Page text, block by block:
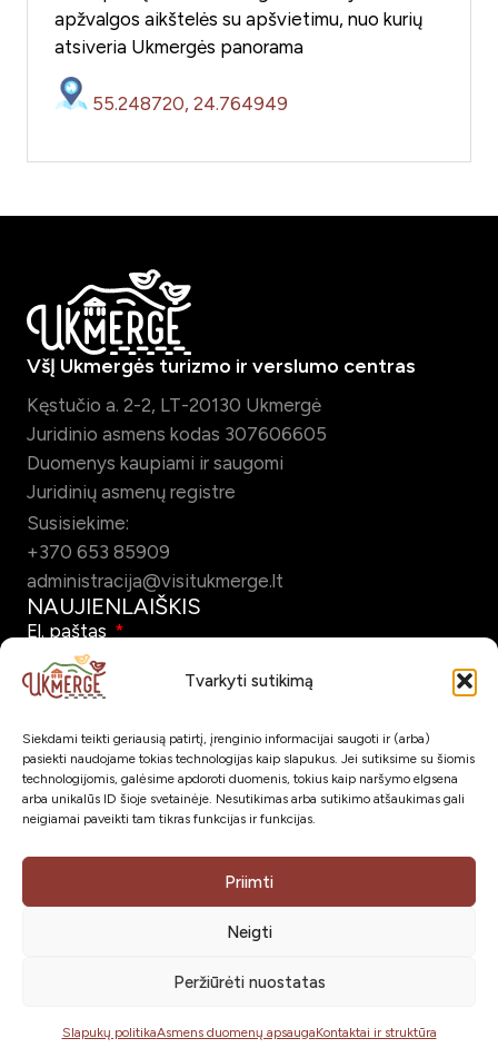
Tvarkyti sutikimą
Siekdami teikti geriausią patirtį, įrenginio informacijai saugoti ir (arba)
pasiekti naudojame tokias technologijas kaip slapukus. Jei sutiksime su šiomis
technologijomis, galėsime apdoroti duomenis, tokius kaip naršymo elgsena
arba unikalūs ID šioje svetainėje. Nesutikimas arba sutikimo atšaukimas gali
neigiamai paveikti tam tikras funkcijas ir funkcijas.
Priimti
Neigti
Peržiūrėti nuostatas
Slapukų politikaAsmens duomenų apsaugaKontaktai ir struktūra
apžvalgos aikštelės su apšvietimu, nuo kurių
atsiveria Ukmergės panorama
55.248720, 24.764949
VšĮ Ukmergės turizmo ir verslumo centras
Kęstučio a. 2-2, LT-20130 Ukmergė
Juridinio asmens kodas 307606605
Duomenys kaupiami ir saugomi
Juridinių asmenų registre
Susisiekime:
+370 653 85909
administracija@visitukmerge.lt
NAUJIENLAIŠKIS
El. paštas
Pažymėdamas šį laukelį patvirtinu, kad sutinku gauti Ukmergės
turizmo naujienlaiškį el. paštu.
Prenumeruoti
SOC. TINKLAI
ir verslumo centras